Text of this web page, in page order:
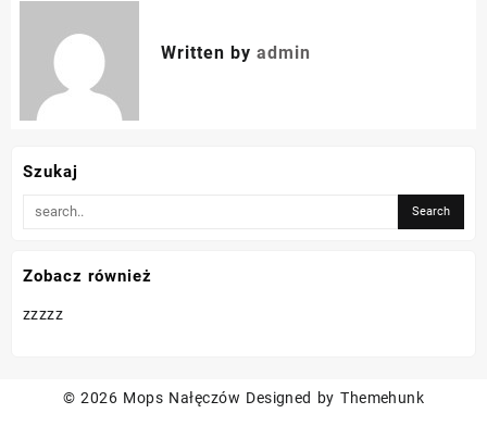
Written by admin
Szukaj
Zobacz również
zzzzz
© 2026 Mops Nałęczów Designed by Themehunk